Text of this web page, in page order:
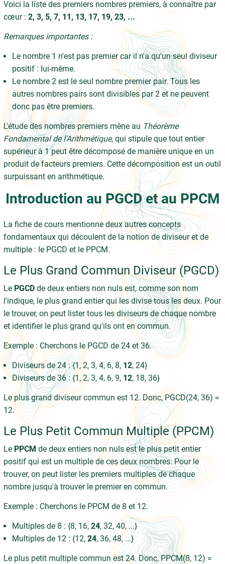
Voici la liste des premiers nombres premiers, à connaître par
cœur : 2, 3, 5, 7, 11, 13, 17, 19, 23, ...
Remarques importantes :
Le nombre 1 n'est pas premier car il n'a qu'un seul diviseur
positif : lui-même.
Le nombre 2 est le seul nombre premier pair. Tous les
autres nombres pairs sont divisibles par 2 et ne peuvent
donc pas être premiers.
L'étude des nombres premiers mène au Théorème
Fondamental de l'Arithmétique, qui stipule que tout entier
supérieur à 1 peut être décomposé de manière unique en un
produit de facteurs premiers. Cette décomposition est un outil
surpuissant en arithmétique.
Introduction au PGCD et au PPCM
La fiche de cours mentionne deux autres concepts
fondamentaux qui découlent de la notion de diviseur et de
multiple : le PGCD et le PPCM.
Le Plus Grand Commun Diviseur (PGCD)
Le PGCD de deux entiers non nuls est, comme son nom
l'indique, le plus grand entier qui les divise tous les deux. Pour
le trouver, on peut lister tous les diviseurs de chaque nombre
et identifier le plus grand qu'ils ont en commun.
Exemple : Cherchons le PGCD de 24 et 36.
Diviseurs de 24 : {1, 2, 3, 4, 6, 8, 12, 24}
Diviseurs de 36 : {1, 2, 3, 4, 6, 9, 12, 18, 36}
Le plus grand diviseur commun est 12. Donc, PGCD(24, 36) =
12.
Le Plus Petit Commun Multiple (PPCM)
Le PPCM de deux entiers non nuls est le plus petit entier
positif qui est un multiple de ces deux nombres. Pour le
trouver, on peut lister les premiers multiples de chaque
nombre jusqu'à trouver le premier en commun.
Exemple : Cherchons le PPCM de 8 et 12.
Multiples de 8 : {8, 16, 24, 32, 40, ...}
Multiples de 12 : {12, 24, 36, 48, ...}
Le plus petit multiple commun est 24. Donc, PPCM(8, 12) =